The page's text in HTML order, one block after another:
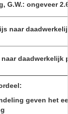
G.W.: ongeveer
naar
daadwerkelijk
geven het